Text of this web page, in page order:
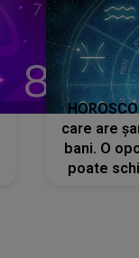
care are
bani. O
poate